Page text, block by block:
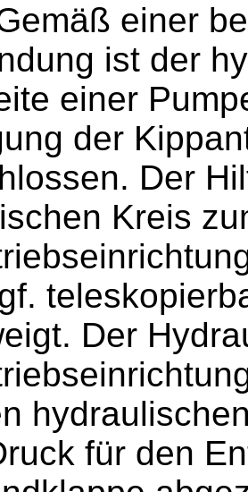
einer
ist der
einer
der
Der
Kreis
Der
für den